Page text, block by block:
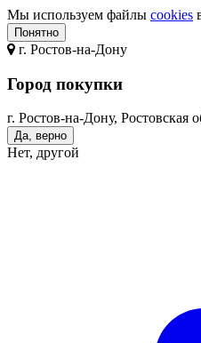
Мы используем файлы cookies
Понятно
г. Ростов-на-Дону
Город покупки
г. Ростов-на-Дону, Ростовская
Да, верно
Нет, другой